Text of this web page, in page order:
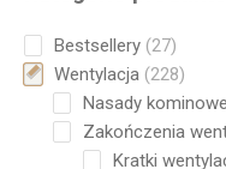
Bestsellery 2727
Wentylacja 228228
Nasady kominowe
Zakończenia
Kratki